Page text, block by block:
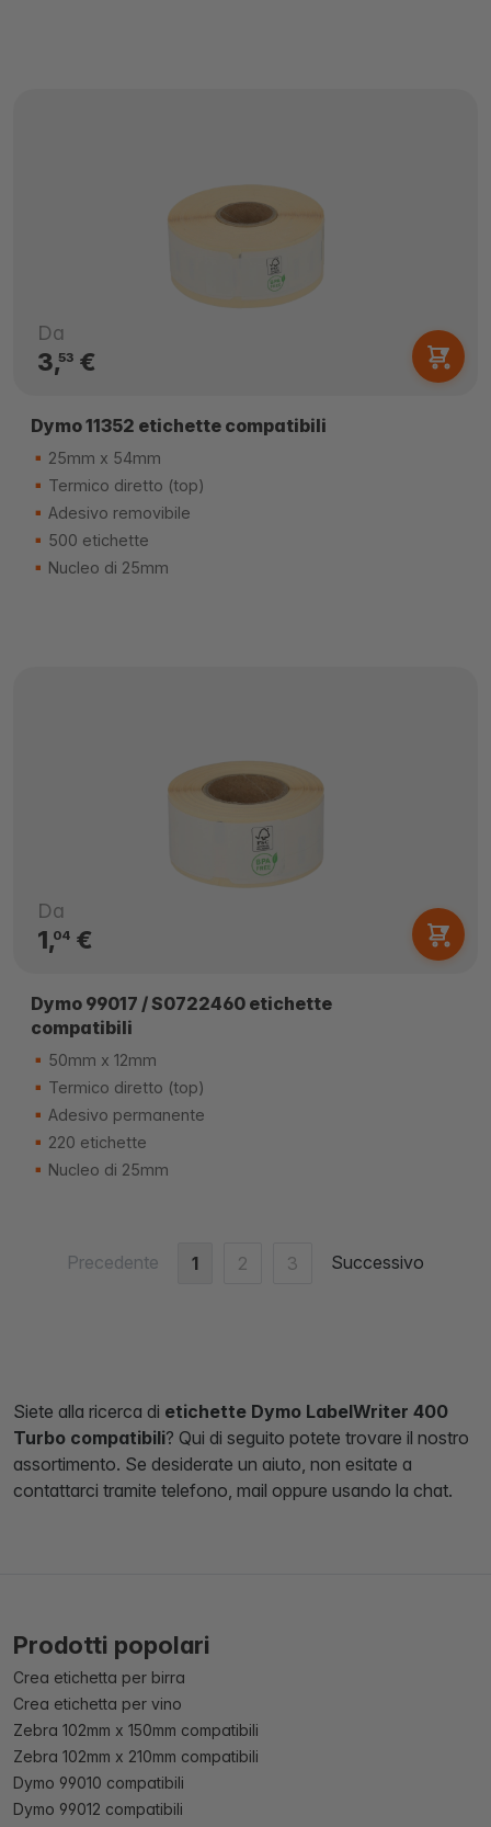
Da
3,53€
Dymo 11352 etichette compatibili
25mm x 54mm
Termico diretto (top)
Adesivo removibile
500 etichette
Nucleo di 25mm
Da
1,04€
Dymo 99017 / S0722460 etichette
compatibili
50mm x 12mm
Termico diretto (top)
Adesivo permanente
220 etichette
Nucleo di 25mm
Precedente 1 2 3 Successivo
Siete alla ricerca di etichette Dymo LabelWriter 400
Turbo compatibili? Qui di seguito potete trovare il nostro
assortimento. Se desiderate un aiuto, non esitate a
contattarci tramite telefono, mail oppure usando la chat.
Prodotti popolari
Crea etichetta per birra
Crea etichetta per vino
Zebra 102mm x 150mm compatibili
Zebra 102mm x 210mm compatibili
Dymo 99010 compatibili
Dymo 99012 compatibili